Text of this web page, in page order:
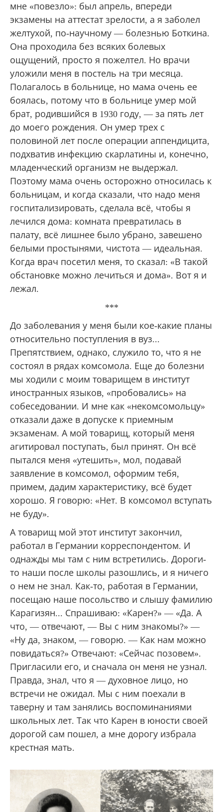
мне «повезло»: был апрель, впереди
экзамены на аттестат зрелости, а я заболел
желтухой, по-научному — болезнью Боткина.
Она проходила без всяких болевых
ощущений, просто я пожелтел. Но врачи
уложили меня в постель на три месяца.
Полагалось в больнице, но мама очень ее
боялась, потому что в больнице умер мой
брат, родившийся в 1930 году, — за пять лет
до моего рождения. Он умер трех с
половиной лет после операции аппендицита,
подхватив инфекцию скарлатины и, конечно,
младенческий организм не выдержал.
Поэтому мама очень осторожно относилась к
больницам, и когда сказали, что надо меня
госпитализировать, сделала всё, чтобы я
лечился дома: комната превратилась в
палату, всё лишнее было убрано, завешено
белыми простынями, чистота — идеальная.
Когда врач посетил меня, то сказал: «В такой
обстановке можно лечиться и дома». Вот я и
лежал.
***
До заболевания у меня были кое-какие планы
относительно поступления в вуз...
Препятствием, однако, служило то, что я не
состоял в рядах комсомола. Еще до болезни
мы ходили с моим товарищем в институт
иностранных языков, «пробовались» на
собеседовании. И мне как «некомсомольцу»
отказали даже в допуске к приемным
экзаменам. А мой товарищ, который меня
агитировал поступать, был принят. Он всё
пытался меня «утешить», мол, подавай
заявление в комсомол, оформим тебя,
примем, дадим характеристику, всё будет
хорошо. Я говорю: «Нет. В комсомол вступать
не буду».
А товарищ мой этот институт закончил,
работал в Германии корреспондентом. И
однажды мы там с ним встретились. Дороги-
то наши после школы разошлись, и я ничего
о нем не знал. Как-то, работая в Германии,
посещаю наше посольство и слышу фамилию
Карагизян... Спрашиваю: «Карен?» — «Да. А
что, — отвечают, — Вы с ним знакомы?» —
«Ну да, знаком, — говорю. — Как нам можно
повидаться?» Отвечают: «Сейчас позовем».
Пригласили его, и сначала он меня не узнал.
Правда, знал, что я — духовное лицо, но
встречи не ожидал. Мы с ним поехали в
таверну и там занялись воспоминаниями
школьных лет. Так что Карен в юности своей
дорогой сам пошел, а мне дорогу избрала
крестная мать.